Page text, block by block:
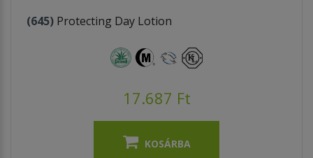
(645) Protecting Day Lotion
17.687 Ft
KOSÁRBA